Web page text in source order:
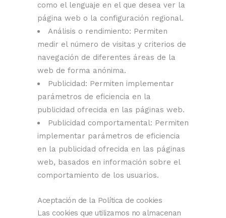
como el lenguaje en el que desea ver la
página web o la configuración regional.
Análisis o rendimiento: Permiten
medir el número de visitas y criterios de
navegación de diferentes áreas de la
web de forma anónima.
Publicidad: Permiten implementar
parámetros de eficiencia en la
publicidad ofrecida en las páginas web.
Publicidad comportamental: Permiten
implementar parámetros de eficiencia
en la publicidad ofrecida en las páginas
web, basados en información sobre el
comportamiento de los usuarios.
Aceptación de la Política de cookies
Las cookies que utilizamos no almacenan